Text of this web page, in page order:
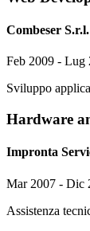
Combeser S.r.l.
Feb 2009 - Lug
Sviluppo
Hardware
Impronta
Mar 2007 - Dic
Assistenza